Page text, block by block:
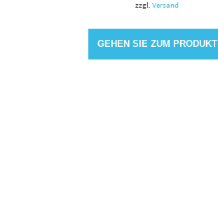
zzgl.Versand
GEHEN SIE ZUM PRODUKT